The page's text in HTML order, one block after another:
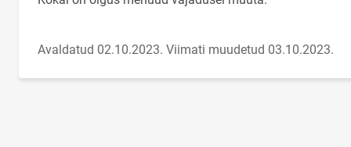
Avaldatud 02.10.2023. Viimati muudetud 03.10.2023.